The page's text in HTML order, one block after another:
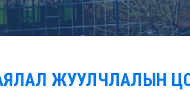
ЖУУЛЧЛАЛЫН